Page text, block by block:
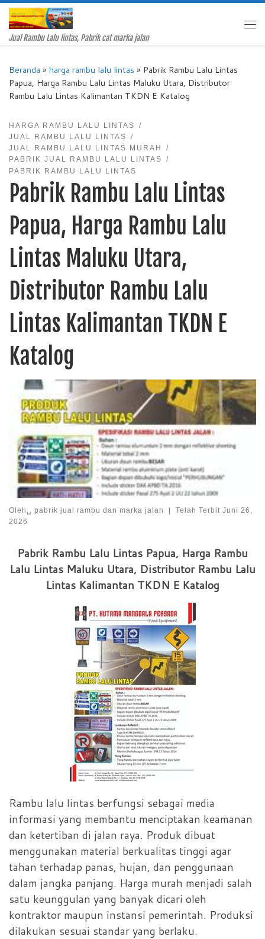
Skip to content
Jual Rambu Lalu lintas, Pabrik cat marka jalan
Beranda » harga rambu lalu lintas » Pabrik Rambu Lalu Lintas
Papua, Harga Rambu Lalu Lintas Maluku Utara, Distributor
Rambu Lalu Lintas Kalimantan TKDN E Katalog
HARGA RAMBU LALU LINTAS
JUAL RAMBU LALU LINTAS
JUAL RAMBU LALU LINTAS MURAH
PABRIK JUAL RAMBU LALU LINTAS
PABRIK RAMBU LALU LINTAS
Pabrik Rambu Lalu Lintas
Papua, Harga Rambu Lalu
Lintas Maluku Utara,
Distributor Rambu Lalu
Lintas Kalimantan TKDN E
Katalog
Oleh␣ pabrik jual rambu dan marka jalan Telah Terbit Juni 26,
2026
Pabrik Rambu Lalu Lintas Papua, Harga Rambu
Lalu Lintas Maluku Utara, Distributor Rambu Lalu
Lintas Kalimantan TKDN E Katalog
Rambu lalu lintas berfungsi sebagai media
informasi yang membantu menciptakan keamanan
dan ketertiban di jalan raya. Produk dibuat
menggunakan material berkualitas tinggi agar
tahan terhadap panas, hujan, dan penggunaan
dalam jangka panjang. Harga murah menjadi salah
satu keunggulan yang banyak dicari oleh
kontraktor maupun instansi pemerintah. Produksi
dilakukan sesuai standar yang berlaku.